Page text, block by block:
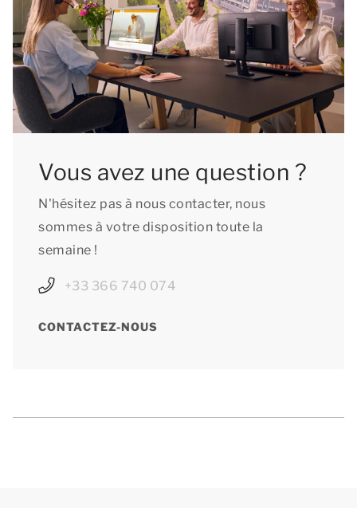
Vous avez une question ?
N'hésitez pas à nous contacter, nous
sommes à votre disposition toute la
semaine !
+33 366 740 074
CONTACTEZ-NOUS